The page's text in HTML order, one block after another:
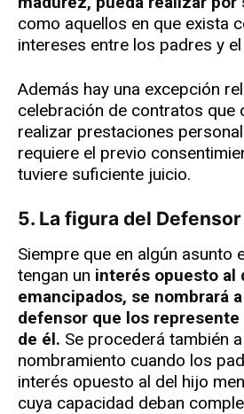
como aquellos en que exista
intereses entre los padres y
Además hay una excepción
celebración de contratos que
realizar prestaciones
requiere el previo
tuviere suficiente juicio.
5. La figura del
Siempre que en algún asunto
tengan un interés opuesto al
emancipados, se nombrará
defensor que los
de él. Se procederá también
nombramiento cuando los
interés opuesto al del hijo
cuya capacidad deban